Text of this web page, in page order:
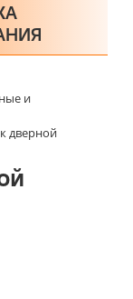
и
дверной